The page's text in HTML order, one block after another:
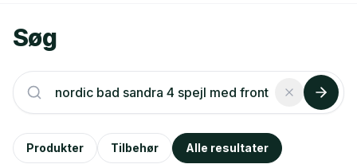
Søg
Produkter Tilbehør Alle resultater